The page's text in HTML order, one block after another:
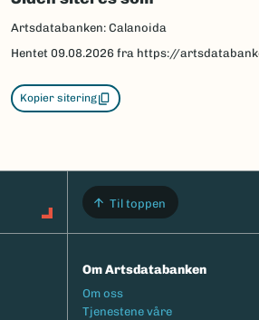
Artsdatabanken: Calanoida
Hentet 09.08.2026 fra https://
Kopier sitering
Til toppen
Om Artsdatabanken
Footermeny
Om oss
Tjenestene våre